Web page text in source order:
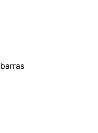
barras